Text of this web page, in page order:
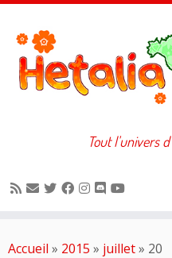
au
Tout l'univers
Accueil » 2015 » juillet» 20